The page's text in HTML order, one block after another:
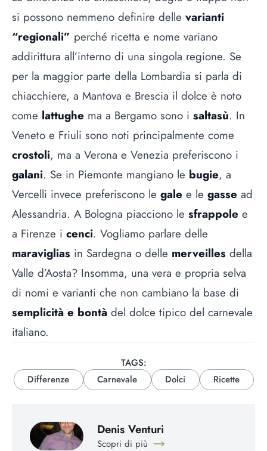
si possono nemmeno definire delle varianti
“regionali” perché ricetta e nome variano
addirittura all’interno di una singola regione. Se
per la maggior parte della Lombardia si parla di
chiacchiere, a Mantova e Brescia il dolce è noto
come lattughe ma a Bergamo sono i saltasù. In
Veneto e Friuli sono noti principalmente come
crostoli, ma a Verona e Venezia preferiscono i
galani. Se in Piemonte mangiano le bugie, a
Vercelli invece preferiscono le gale e le gasse ad
Alessandria. A Bologna piacciono le sfrappole e
a Firenze i cenci. Vogliamo parlare delle
maraviglias in Sardegna o delle merveilles della
Valle d’Aosta? Insomma, una vera e propria selva
di nomi e varianti che non cambiano la base di
semplicità e bontà del dolce tipico del carnevale
italiano.
TAGS:
Differenze
Carnevale Dolci Ricette
Denis Venturi
Scopri di più